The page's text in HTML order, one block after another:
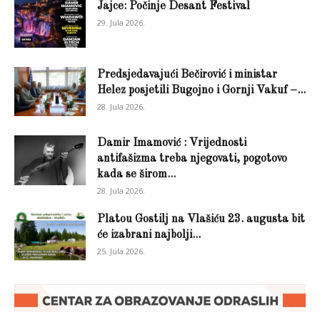
Jajce: Počinje Desant Festival
29. Jula 2026.
Predsjedavajući Bečirović i ministar
Helez posjetili Bugojno i Gornji Vakuf –...
28. Jula 2026.
Damir Imamović : Vrijednosti
antifašizma treba njegovati, pogotovo
kada se širom...
28. Jula 2026.
Platou Gostilj na Vlašiću 23. augusta bit
će izabrani najbolji...
25. Jula 2026.